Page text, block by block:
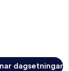
dagsetningar